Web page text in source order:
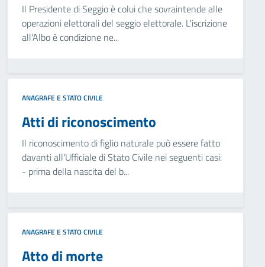
Il Presidente di Seggio è colui che sovraintende alle
operazioni elettorali del seggio elettorale. L'iscrizione
all'Albo è condizione ne...
ANAGRAFE E STATO CIVILE
Atti di riconoscimento
Il riconoscimento di figlio naturale può essere fatto
davanti all'Ufficiale di Stato Civile nei seguenti casi:
- prima della nascita del b...
ANAGRAFE E STATO CIVILE
Atto di morte